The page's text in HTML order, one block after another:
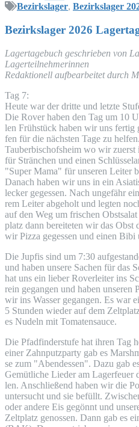
Bezirkslager, Bezirkslager
Bezirks­la­ger 2026
Lager­ta­ge­buch geschrie­ben von
Lagerteilnehmerinnen
Redak­tio­nell auf­be­ar­bei­tet durch
Tag 7:
Heu­te war der drit­te und letz­te
Die Rover haben den Tag um 10
len Früh­stück haben wir uns
fen für die nächs­ten Tage zu
Tau­ber­bi­schofs­heim wo wir
für Strän­chen und einen
"Super Mama" für unse­ren Lei­ter
Danach haben wir uns in ein
lecker geges­sen. Nach unge­fähr
rem Lei­ter abge­holt und leg­ten
auf den Weg um fri­schen
platz dann berei­te­ten wir das Obst
wir Piz­za geges­sen und einen
Die Jup­fis sind um 7:30
und haben unse­re Sachen für das
hat uns ein lie­ber Rover­lei­ter ins
rein gegan­gen und haben unse­ren
wir ins Was­ser gegan­gen. Es war
5 Stun­den wie­der auf dem
es Nudeln mit Tomatensauce.
Die Pfad­fin­der­stu­fe hat ihren Tag
einer Zahn­putz­par­ty gab es
se zum "Abend­essen". Dazu gab
Gemüt­li­che Lie­der am
len. Anschlie­ßend haben wir die
unter­sucht und sie befüllt.
oder ande­re Eis gegönnt und
Zelt­platz genos­sen. Dann gab es